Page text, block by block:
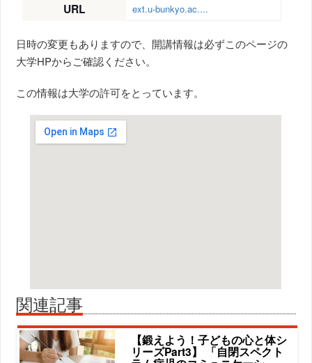
URL ext.u-bunkyo.ac....
日時の変更もありますので、開講情報は必ずこのページの
大学HPからご確認ください。
この情報は大学の許可をとっています。
関連記事
【鍛えよう！子どもの心と体シ
リーズPart3】 「自閉スペクト